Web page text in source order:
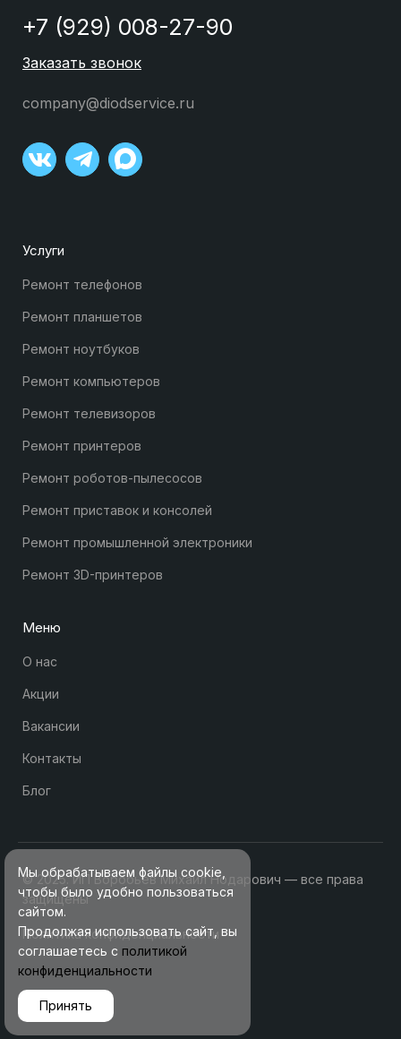
+7 (929) 008-27-90
Заказать звонок
company@diodservice.ru
Услуги
Ремонт телефонов
Ремонт планшетов
Ремонт ноутбуков
Ремонт компьютеров
Ремонт телевизоров
Ремонт принтеров
Ремонт роботов-пылесосов
Ремонт приставок и консолей
Ремонт промышленной электроники
Ремонт 3D-принтеров
Меню
О нас
Акции
Вакансии
Контакты
Блог
© 2025. ИП Воробьев Михаил Нодарович — все права
защищены
Политика конфиденциальности
Мы обрабатываем файлы cookie,
чтобы было удобно пользоваться
сайтом.
Продолжая использовать сайт, вы
соглашаетесь с политикой
конфиденциальности
Принять